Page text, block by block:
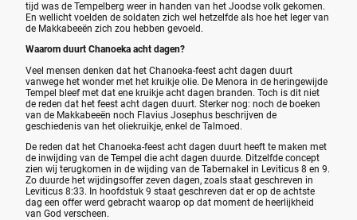
tijd was de Tempelberg weer in handen van het Joodse volk gekomen.
En wellicht voelden de soldaten zich wel hetzelfde als hoe het leger van
de Makkabeeën zich zou hebben gevoeld.
Waarom duurt Chanoeka acht dagen?
Veel mensen denken dat het Chanoeka-feest acht dagen duurt
vanwege het wonder met het kruikje olie. De Menora in de heringewijde
Tempel bleef met dat ene kruikje acht dagen branden. Toch is dit niet
de reden dat het feest acht dagen duurt. Sterker nog: noch de boeken
van de Makkabeeën noch Flavius Josephus beschrijven de
geschiedenis van het oliekruikje, enkel de Talmoed.
De reden dat het Chanoeka-feest acht dagen duurt heeft te maken met
de inwijding van de Tempel die acht dagen duurde. Ditzelfde concept
zien wij terugkomen in de wijding van de Tabernakel in Leviticus 8 en 9.
Zo duurde het wijdingsoffer zeven dagen, zoals staat geschreven in
Leviticus 8:33. In hoofdstuk 9 staat geschreven dat er op de achtste
dag een offer werd gebracht waarop op dat moment de heerlijkheid
van God verscheen.